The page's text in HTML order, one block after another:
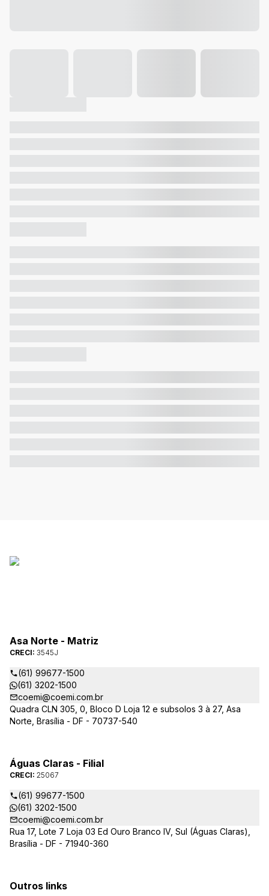
Asa Norte - Matriz
CRECI: 3545J
(61) 99677-1500
(61) 3202-1500
coemi@coemi.com.br
Quadra CLN 305, 0, Bloco D Loja 12 e subsolos 3 à 27, Asa
Norte, Brasília - DF - 70737-540
Águas Claras - Filial
CRECI: 25067
(61) 99677-1500
(61) 3202-1500
coemi@coemi.com.br
Rua 17, Lote 7 Loja 03 Ed Ouro Branco IV, Sul (Águas Claras),
Brasília - DF - 71940-360
Outros links